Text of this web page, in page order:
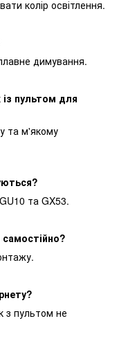
колір освітлення.
димування.
пультом для
та м'якому
та GX53.
з пультом не